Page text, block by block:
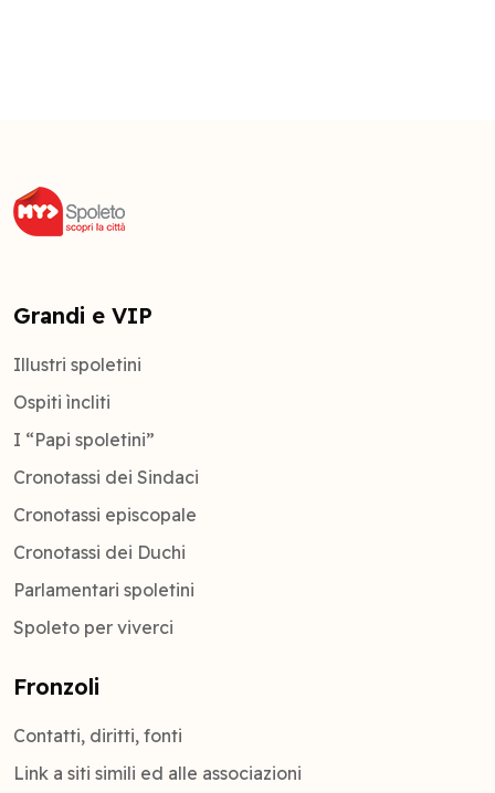
Grandi e VIP
Illustri spoletini
Ospiti ìncliti
I “Papi spoletini”
Cronotassi dei Sindaci
Cronotassi episcopale
Cronotassi dei Duchi
Parlamentari spoletini
Spoleto per viverci
Fronzoli
Contatti, diritti, fonti
Link a siti simili ed alle associazioni